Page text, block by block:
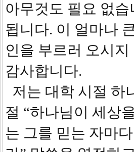
아무것도 필요 없
됩니다. 이 얼마나
인을 부르러 오시
감사합니다.
저는 대학 시절 하
절 “하나님이 세상
는 그를 믿는 자마